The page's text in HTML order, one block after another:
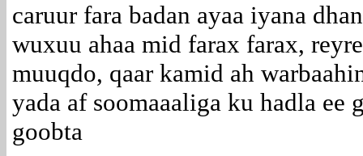
caruur fara badan ayaa iyana
wuxuu ahaa mid farax farax,
muuqdo, qaar kamid ah
yada af soomaaaliga ku hadla ee
goobta